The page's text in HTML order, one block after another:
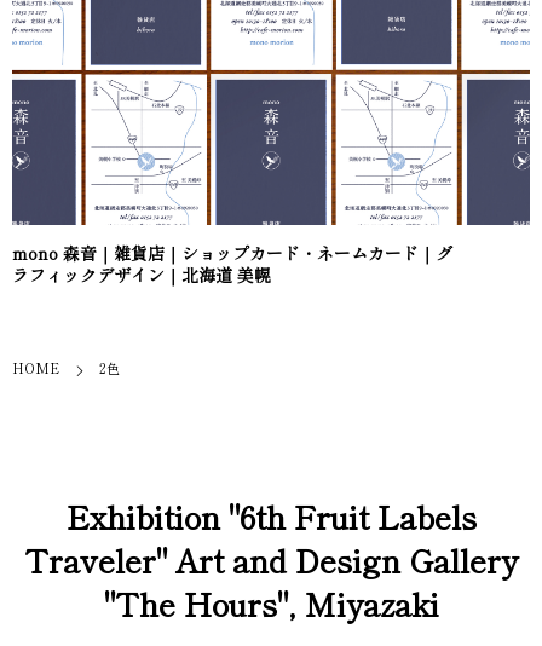
mono 森音｜雑貨店｜ショップカード・ネームカード｜グ
ラフィックデザイン｜北海道 美幌
HOME 2色
Exhibition "6th Fruit Labels
Traveler" Art and Design Gallery
"The Hours", Miyazaki